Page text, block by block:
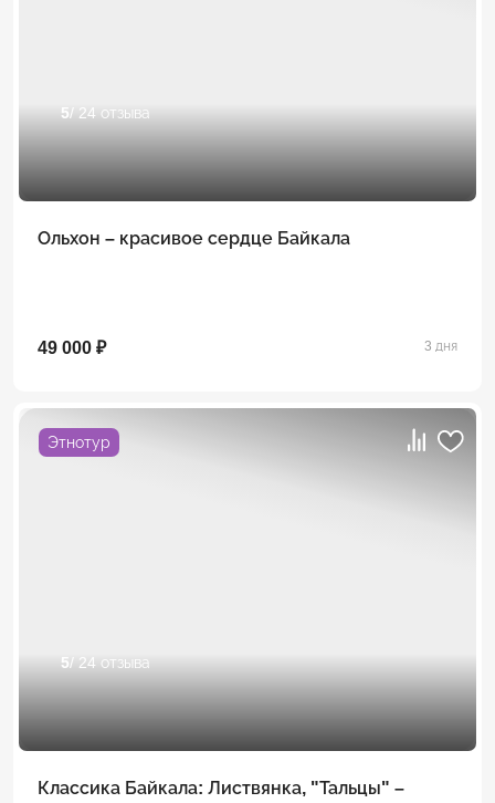
5/ 24 отзыва
Ольхон – красивое сердце Байкала
49 000 ₽ 3 дня
Этнотур
5/ 24 отзыва
Классика Байкала: Листвянка, "Тальцы" –